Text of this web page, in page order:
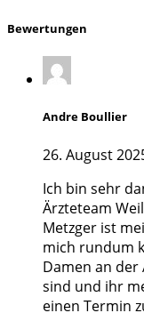
Bewertungen
Andre Boullier
26. August
Ich bin sehr
Ärzteteam
Metzger ist
mich rundum
Damen an
sind und ihr
einen Termin